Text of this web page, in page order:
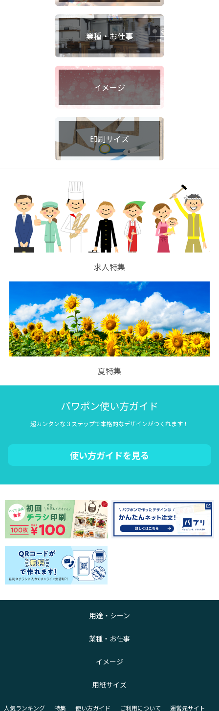
業種・お仕事
イメージ
印刷サイズ
求人特集
夏特集
パワポン使い方ガイド
超カンタンな３ステップで本格的なデザインがつくれます！
使い方ガイドを見る
用途・シーン
業種・お仕事
イメージ
用紙サイズ
人気ランキング 特集 使い方ガイド ご利用について 運営元サイト